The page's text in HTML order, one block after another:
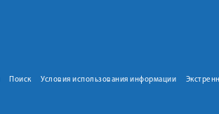
Поиск Условия использования информации